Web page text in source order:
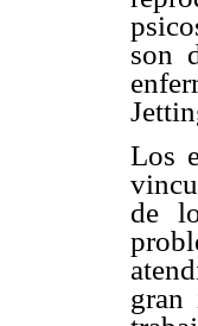
son
Los
de
gran